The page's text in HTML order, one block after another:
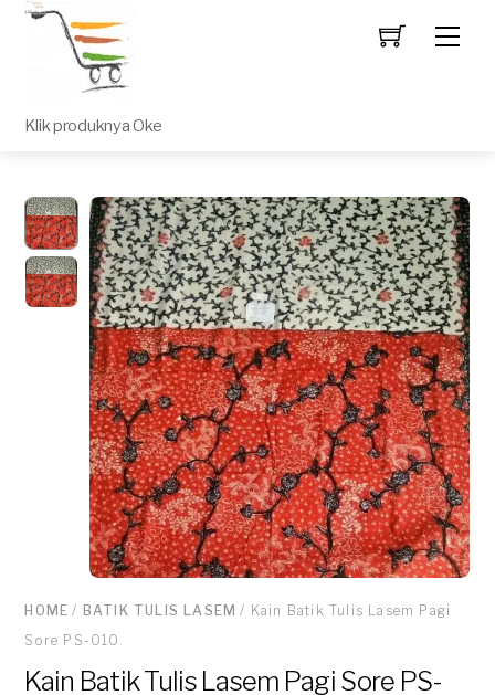
Klik produknya Oke
HOME / BATIK TULIS LASEM / Kain Batik Tulis Lasem Pagi
Sore PS-010
Kain Batik Tulis Lasem Pagi Sore PS-